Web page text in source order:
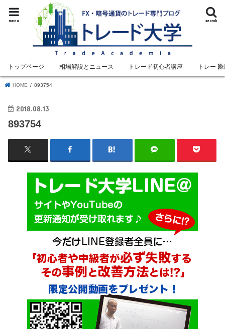
search
menu
トップページ 相場解説とニュース トレード初心者講座 トレード
HOME 893754
2018.08.13
893754